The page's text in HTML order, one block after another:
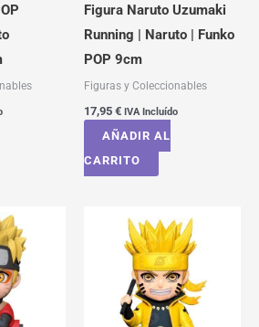
Figura Naruto Uzumaki
Running | Naruto | Funko
POP 9cm
Figuras y Coleccionables
17,95 € IVA Incluído
AÑADIR AL
CARRITO